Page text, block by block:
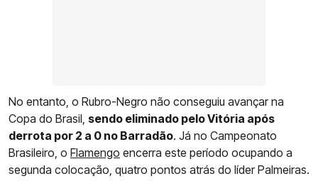
No entanto, o Rubro-Negro não conseguiu avançar na
Copa do Brasil, sendo eliminado pelo Vitória após
derrota por 2 a 0 no Barradão. Já no Campeonato
Brasileiro, o Flamengo encerra este período ocupando a
segunda colocação, quatro pontos atrás do líder Palmeiras.